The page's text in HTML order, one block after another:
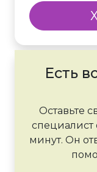
Есть
Оставьте
специалист
минут. Он